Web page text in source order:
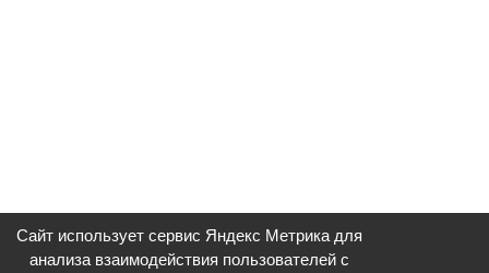
Сайт использует сервис Яндекс Метрика для
анализа взаимодействия пользователей с